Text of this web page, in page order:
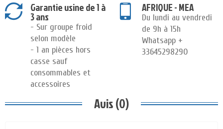
Garantie usine de 1 à
3 ans
- Sur groupe froid
selon modèle
- 1 an pièces hors
casse sauf
consommables et
accessoires
AFRIQUE - MEA
Du lundi au vendredi
de 9h à 15h
Whatsapp +
33645298290
Avis (0)